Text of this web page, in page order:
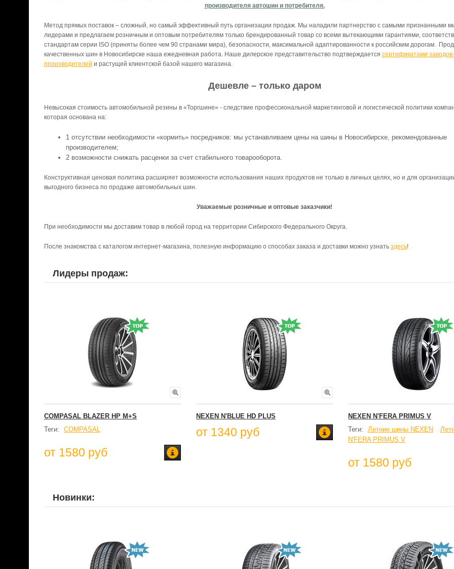
производителя автошин и потребителя.
Метод прямых поставок – сложный, но самый эффективный путь организации продаж. Мы наладили партнерство с самыми признанными
лидерами и предлагаем розничным и оптовым потребителям только брендированный товар со всеми вытекающими гарантиями,
стандартам серии ISO (приняты более чем 90 странами мира), безопасности, максимальной адаптированности к российским дорогам.
качественных шин в Новосибирске наша ежедневная работа. Наше дилерское представительство подтверждается сертификатами заводов-
производителей и растущей клиентской базой нашего магазина.
Дешевле – только даром
Невысокая стоимость автомобильной резины в «Торгшине» - следствие профессиональной маркетинговой и логистической политики
которая основана на:
отсутствии необходимости «кормить» посредников: мы устанавливаем цены на шины в Новосибирске, рекомендованные
производителем;
возможности снижать расценки за счет стабильного товарооборота.
Конструктивная ценовая политика расширяет возможности использования наших продуктов не только в личных целях, но и для
выгодного бизнеса по продаже автомобильных шин.
Уважаемые розничные и оптовые заказчики!
При необходимости мы доставим товар в любой город на территории Сибирского Федерального Округа.
После знакомства с каталогом интернет-магазина, полезную информацию о способах заказа и доставки можно узнать здесь!
Лидеры продаж:
COMPASAL BLAZER HP M+S
Теги:
COMPASAL
от 1580 руб
NEXEN N'BLUE HD PLUS
от 1340 руб
NEXEN N'FERA PRIMUS V
Теги:
Летние шины NEXEN
N'FERA PRIMUS V
от 1580 руб
Новинки: